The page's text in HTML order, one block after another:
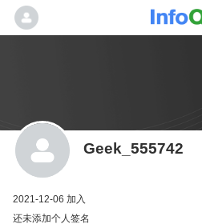
Geek_555742
2021-12-06 加入
还未添加个人签名